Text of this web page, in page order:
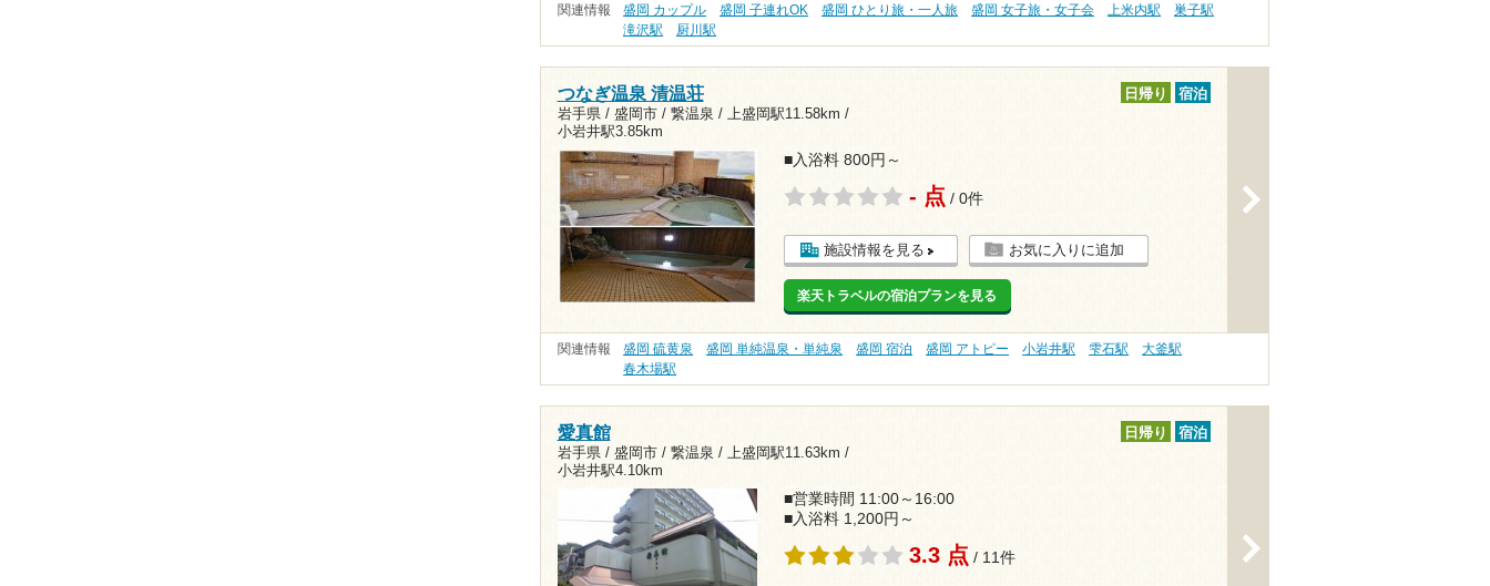
関連情報 盛岡 カップル 盛岡 子連れOK 盛岡 ひとり旅・一人旅 盛岡 女子旅・女子会 上米内駅
巣子駅
滝沢駅
厨川駅
つなぎ温泉 清温荘
岩手県 / 盛岡市 / 繋温泉 / 上盛岡駅11.58km /
小岩井駅3.85km
日帰り 宿泊
■入浴料 800円～
- 点 / 0件
施設情報を見る お気に入りに追加
楽天トラベルの宿泊プランを見る
関連情報 盛岡 硫黄泉 盛岡 単純温泉・単純泉 盛岡 宿泊 盛岡 アトピー 小岩井駅 雫石駅
大釜駅
春木場駅
愛真館
岩手県 / 盛岡市 / 繋温泉 / 上盛岡駅11.63km /
小岩井駅4.10km
日帰り 宿泊
■営業時間 11:00～16:00
■入浴料 1,200円～
3.3 点 / 11件